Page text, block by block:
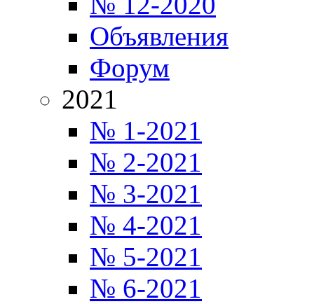
Объявления
Форум
2021
№ 1-2021
№ 2-2021
№ 3-2021
№ 4-2021
№ 5-2021
№ 6-2021